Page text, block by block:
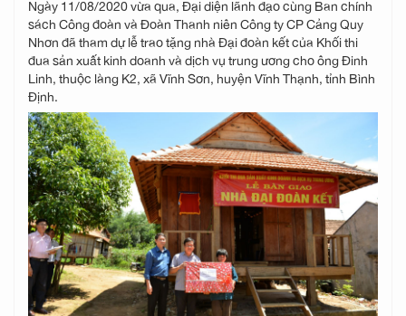
sách Công đoàn và Đoàn Thanh niên Công ty CP Cảng Quy
Nhơn đã tham dự lễ trao tặng nhà Đại đoàn kết của Khối thi
đua sản xuất kinh doanh và dịch vụ trung ương cho ông Đinh
Linh, thuộc làng K2, xã Vĩnh Sơn, huyện Vĩnh Thạnh, tỉnh Bình
Định.